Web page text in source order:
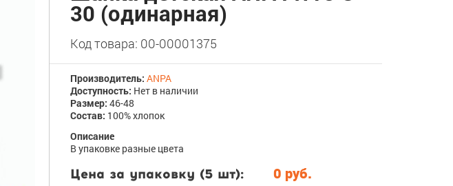
30 (одинарная)
Код товара: 00-00001375
Производитель: ANPA
Доступность: Нет в наличии
Размер: 46-48
Состав: 100% хлопок
Описание
В упаковке разные цвета
Цена за упаковку (5 шт): 0 руб.